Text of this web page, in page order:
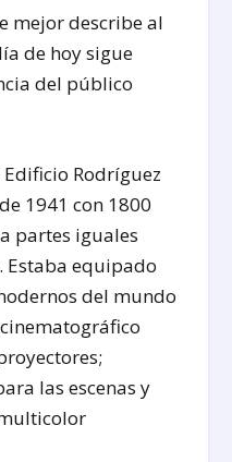
mejor describe al
de hoy sigue
del público
Rodríguez
1941 con 1800
partes iguales
Estaba equipado
del mundo
las escenas y